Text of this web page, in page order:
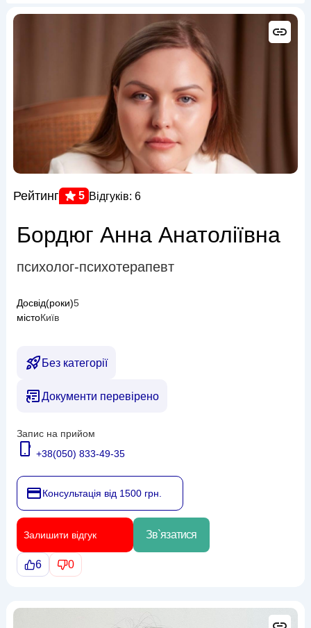
Рейтинг 5 Відгуків: 6
Бордюг Анна Анатоліївна
психолог-психотерапевт
Досвід(роки)5
містоКиїв
Без категорії
Документи перевірено
Запис на прийом
+38(050) 833-49-35
Консультація від 1500 грн.
Залишити відгук Зв`язатися
6 0